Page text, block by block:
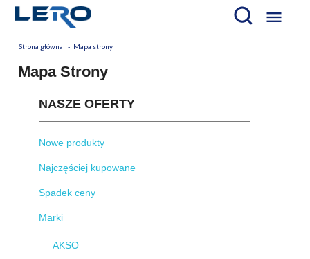

Strona główna Mapa strony
Mapa Strony
NASZE OFERTY
Nowe produkty
Najczęściej kupowane
Spadek ceny
Marki
AKSO